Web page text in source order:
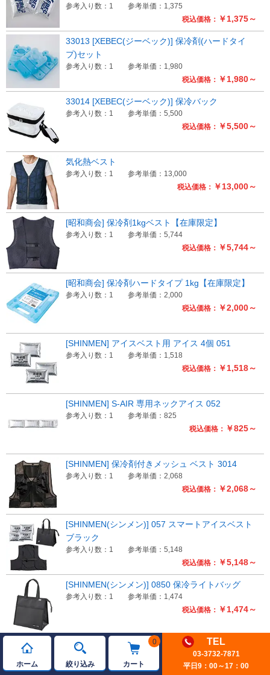
ホーム 絞り込み
0
カート
TEL
03-3732-7871
平日9：00～17：00
税込価格： ￥1,375～
参考入り数：1 参考単価：1,375
税込価格： ￥1,980～
33013 [XEBEC(ジーベック)] 保冷剤(ハードタイ
プ)セット
参考入り数：1 参考単価：1,980
税込価格： ￥5,500～
33014 [XEBEC(ジーベック)] 保冷バック
参考入り数：1 参考単価：5,500
税込価格： ￥13,000～
気化熱ベスト
参考入り数：1 参考単価：13,000
税込価格： ￥5,744～
[昭和商会] 保冷剤1kgベスト【在庫限定】
参考入り数：1 参考単価：5,744
税込価格： ￥2,000～
[昭和商会] 保冷剤ハードタイプ 1kg【在庫限定】
参考入り数：1 参考単価：2,000
税込価格： ￥1,518～
[SHINMEN] アイスベスト用 アイス 4個 051
参考入り数：1 参考単価：1,518
税込価格： ￥825～
[SHINMEN] S-AIR 専用ネックアイス 052
参考入り数：1 参考単価：825
税込価格： ￥2,068～
[SHINMEN] 保冷剤付きメッシュ ベスト 3014
参考入り数：1 参考単価：2,068
税込価格： ￥5,148～
[SHINMEN(シンメン)] 057 スマートアイスベスト
ブラック
参考入り数：1 参考単価：5,148
税込価格： ￥1,474～
[SHINMEN(シンメン)] 0850 保冷ライトバッグ
参考入り数：1 参考単価：1,474
税込価格： ￥4,730～
アイスベストBODYFITVEST
参考単価：4,730